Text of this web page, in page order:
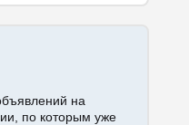
на
по которым уже